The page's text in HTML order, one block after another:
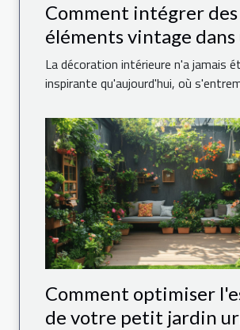
Comment intégrer des
éléments vintage dans
décoration moderne ?
La décoration intérieure n'a jamais
inspirante qu'aujourd'hui, où
Comment optimiser
de votre petit jardin